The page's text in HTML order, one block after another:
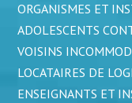
ORGANISMES ET
ADOLESCENTS
VOISINS
LOCATAIRES DE
ENSEIGNANTS ET